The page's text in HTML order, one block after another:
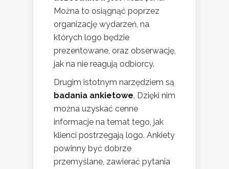
Można to osiągnąć poprzez
organizację wydarzeń, na
których logo będzie
prezentowane, oraz obserwację,
jak na nie reagują odbiorcy.
Drugim istotnym narzędziem są
badania ankietowe. Dzięki nim
można uzyskać cenne
informacje na temat tego, jak
klienci postrzegają logo. Ankiety
powinny być dobrze
przemyślane, zawierać pytania